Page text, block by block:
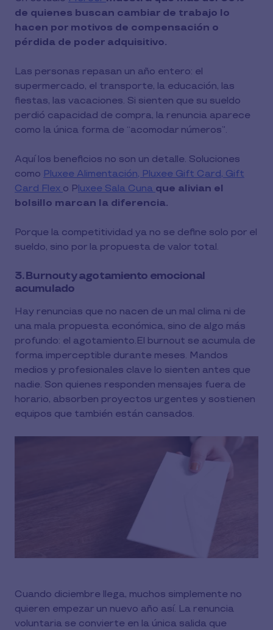
de quienes buscan cambiar de trabajo lo
hacen por motivos de compensación o
pérdida de poder adquisitivo.
Las personas repasan un año entero: el
supermercado, el transporte, la educación, las
fiestas, las vacaciones. Si sienten que su sueldo
perdió capacidad de compra, la renuncia aparece
como la única forma de “acomodar números”.
Aquí los beneficios no son un detalle. Soluciones
como Pluxee Alimentación, Pluxee Gift Card, Gift
Card Flex o Pluxee Sala Cuna que alivian el
bolsillo marcan la diferencia.
Porque la competitividad ya no se define solo por el
sueldo, sino por la propuesta de valor total.
3. Burnout y agotamiento emocional
acumulado
Hay renuncias que no nacen de un mal clima ni de
una mala propuesta económica, sino de algo más
profundo: el agotamiento.El burnout se acumula de
forma imperceptible durante meses. Mandos
medios y profesionales clave lo sienten antes que
nadie. Son quienes responden mensajes fuera de
horario, absorben proyectos urgentes y sostienen
equipos que también están cansados.
Cuando diciembre llega, muchos simplemente no
quieren empezar un nuevo año así. La renuncia
voluntaria se convierte en la única salida que